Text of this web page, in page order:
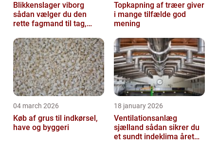
Blikkenslager viborg
sådan vælger du den
rette fagmand til tag,
Topkapning af træer giver
i mange tilfælde god
mening
04 march 2026
Køb af grus til indkørsel,
have og byggeri
18 january 2026
Ventilationsanlæg
sjælland sådan sikrer du
et sundt indeklima året